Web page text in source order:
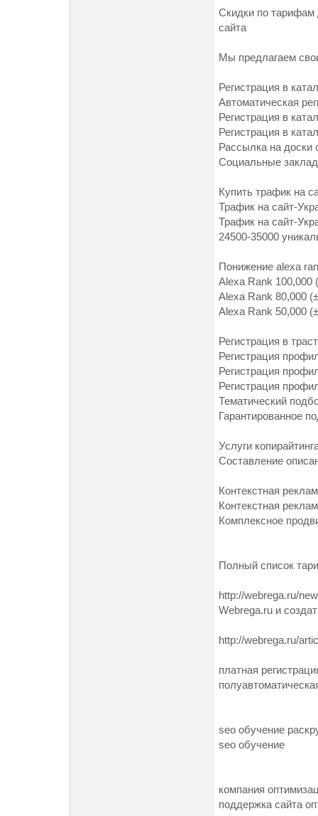
Cкидки по тарифам
сайта
Мы предлагаем
Регистрация в
Автоматическая
Регистрация в
Регистрация в
Рассылка на доски
Социальные
Купить трафик на
Трафик на сайт-
Трафик на сайт-
24500-35000
Понижение alexa
Alexa Rank 100,000
Alexa Rank 80,000
Alexa Rank 50,000
Регистрация в
Регистрация
Регистрация
Регистрация
Тематический
Гарантированное
Услуги
Составление
Контекстная
Контекстная
Комплексное
Полный список
http://webrega.ru/
Webrega.ru и
http://webrega.ru/
платная
seo обучение
seo обучение
компания
поддержка сайта